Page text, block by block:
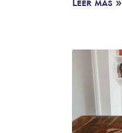
Leer más »